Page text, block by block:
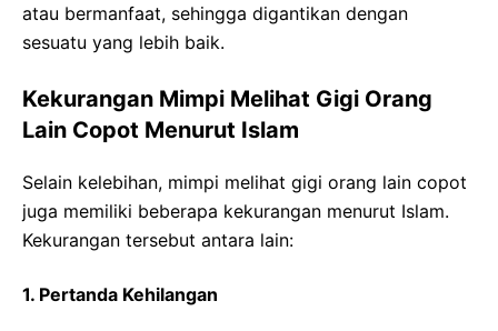
atau bermanfaat, sehingga digantikan dengan
sesuatu yang lebih baik.
Kekurangan Mimpi Melihat Gigi Orang
Lain Copot Menurut Islam
Selain kelebihan, mimpi melihat gigi orang lain copot
juga memiliki beberapa kekurangan menurut Islam.
Kekurangan tersebut antara lain:
1. Pertanda Kehilangan